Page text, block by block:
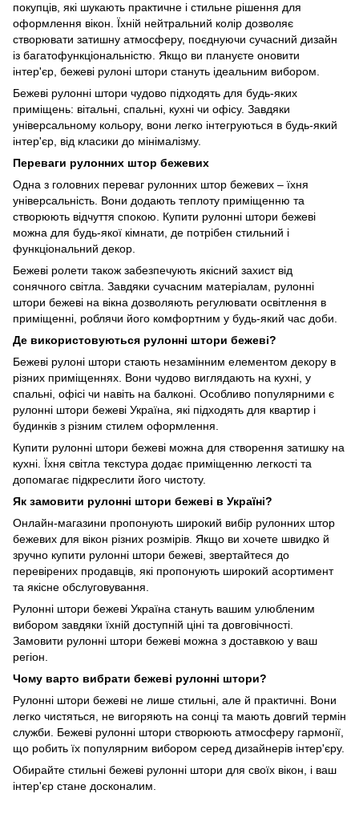
покупців, які шукають практичне і стильне рішення для
оформлення вікон. Їхній нейтральний колір дозволяє
створювати затишну атмосферу, поєднуючи сучасний дизайн
із багатофункціональністю. Якщо ви плануєте оновити
інтер'єр, бежеві рулоні штори стануть ідеальним вибором.
Бежеві рулонні штори чудово підходять для будь-яких
приміщень: вітальні, спальні, кухні чи офісу. Завдяки
універсальному кольору, вони легко інтегруються в будь-який
інтер'єр, від класики до мінімалізму.
Переваги рулонних штор бежевих
Одна з головних переваг рулонних штор бежевих – їхня
універсальність. Вони додають теплоту приміщенню та
створюють відчуття спокою. Купити рулонні штори бежеві
можна для будь-якої кімнати, де потрібен стильний і
функціональний декор.
Бежеві ролети також забезпечують якісний захист від
сонячного світла. Завдяки сучасним матеріалам, рулонні
штори бежеві на вікна дозволяють регулювати освітлення в
приміщенні, роблячи його комфортним у будь-який час доби.
Де використовуються рулонні штори бежеві?
Бежеві рулоні штори стають незамінним елементом декору в
різних приміщеннях. Вони чудово виглядають на кухні, у
спальні, офісі чи навіть на балконі. Особливо популярними є
рулонні штори бежеві Україна, які підходять для квартир і
будинків з різним стилем оформлення.
Купити рулонні штори бежеві можна для створення затишку на
кухні. Їхня світла текстура додає приміщенню легкості та
допомагає підкреслити його чистоту.
Як замовити рулонні штори бежеві в Україні?
Онлайн-магазини пропонують широкий вибір рулонних штор
бежевих для вікон різних розмірів. Якщо ви хочете швидко й
зручно купити рулонні штори бежеві, звертайтеся до
перевірених продавців, які пропонують широкий асортимент
та якісне обслуговування.
Рулонні штори бежеві Україна стануть вашим улюбленим
вибором завдяки їхній доступній ціні та довговічності.
Замовити рулонні штори бежеві можна з доставкою у ваш
регіон.
Чому варто вибрати бежеві рулонні штори?
Рулонні штори бежеві не лише стильні, але й практичні. Вони
легко чистяться, не вигоряють на сонці та мають довгий термін
служби. Бежеві рулонні штори створюють атмосферу гармонії,
що робить їх популярним вибором серед дизайнерів інтер'єру.
Обирайте стильні бежеві рулонні штори для своїх вікон, і ваш
інтер'єр стане досконалим.